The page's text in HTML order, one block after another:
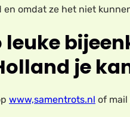
omdat ze het niet
leuke
je
www,samentrots.nl of mail